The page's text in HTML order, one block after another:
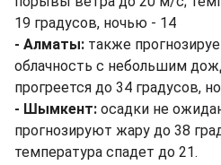
19 градусов, ночью - 14
- Алматы: также
облачность с небольшим
прогреется до 34 градусов,
- Шымкент: осадки не
прогнозируют жару до 38
температура спадет до 21.